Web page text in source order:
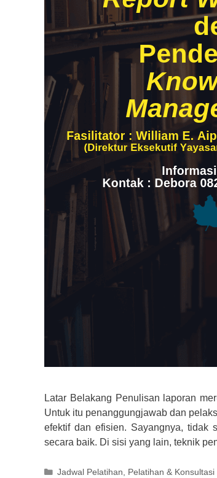
Latar Belakang Penulisan laporan
Untuk itu penanggungjawab dan
efektif dan efisien. Sayangnya, tidak
secara baik. Di sisi yang lain, teknik
Kategori
Jadwal Pelatihan, Pelatihan & Konsultasi